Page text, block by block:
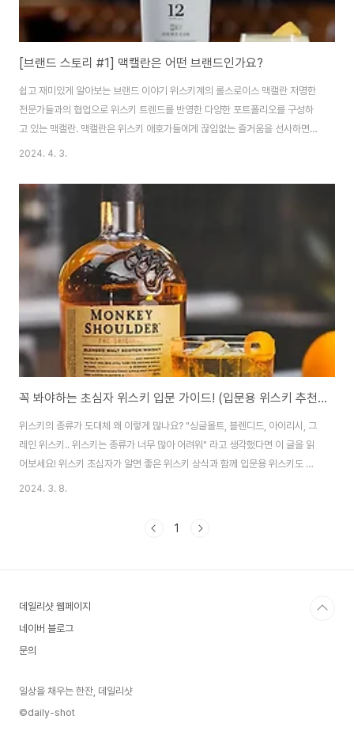
[브랜드 스토리 #1] 맥캘란은 어떤 브랜드인가요?
쉽고 재미있게 알아보는 브랜드 이야기 위스키계의 롤스로이스 맥캘란 저명한
전문가들과의 협업으로 위스키 트렌드를 반영한 다양한 포트폴리오를 구성하
고 있는 맥캘란. 맥캘란은 위스키 애호가들에게 끊임없는 즐거움을 선사하면서
도 프리미엄 위스키로서의 근본적인 가치와 품질을 지켜나가는 전략을 굳건히
분의 위스키 증류소 혹은 브랜드가 강조하는 가치는 ‘시간’입니다. 그런데 맥캘
란은 또 다른 하나의 가치를 중요하게 여깁니다. 바로 슈퍼 프리미엄 이미지를
꾸준히 쌓아나가는 것이죠. 맥캘란 글로벌 마케팅 디렉터로 오랜기간 재직한
데이비드 콕스는 과거 한 인터뷰에서 남다른 품질의 원액을 활용한 특별한 컬
렉션부터 크리스털 공예 명가 라리끄와 협업한 ..
2024. 4. 3.
꼭 봐야하는 초심자 위스키 입문 가이드! (입문용 위스키 추천, 도움 되는 위스키 기초 상식) #2
위스키의 종류가 도대체 왜 이렇게 많나요? "싱글몰트, 블렌디드, 아이리시, 그
레인 위스키.. 위스키는 종류가 너무 많아 어려워" 라고 생각했다면 이 글을 읽
어보세요! 위스키 초심자가 알면 좋은 위스키 상식과 함께 입문용 위스키도 추
천해드릴게요. 위스키 입문, #데일리샷 과 함께 해볼까요? 재료로 나누는 위스
2024. 3. 8.
1
데일리샷 웹페이지
네이버 블로그
문의
일상을 채우는 한잔, 데일리샷
©daily-shot